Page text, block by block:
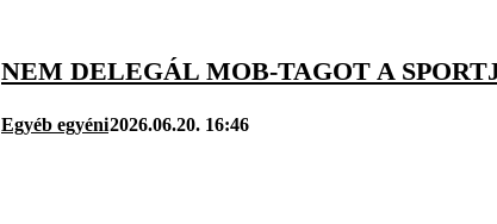
NEM DELEGÁL MOB-TAGOT A
Egyéb egyéni2026.06.20. 16:46